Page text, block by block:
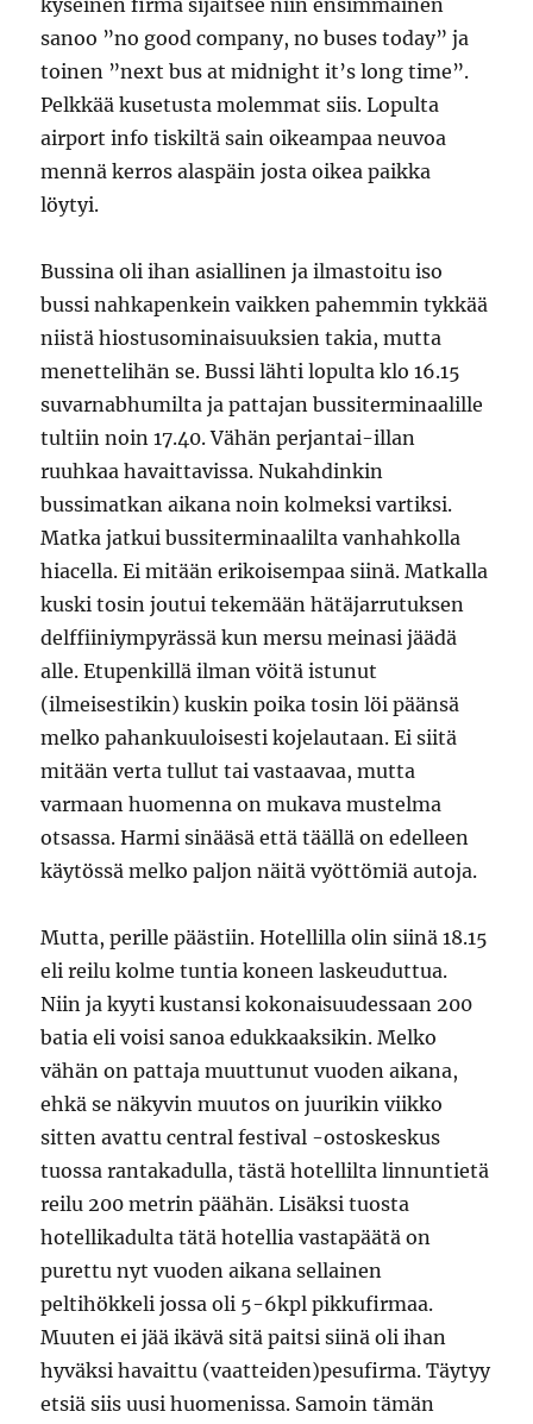
kyseinen firma sijaitsee niin ensimmäinen
sanoo ”no good company, no buses today” ja
toinen ”next bus at midnight it’s long time”.
Pelkkää kusetusta molemmat siis. Lopulta
airport info tiskiltä sain oikeampaa neuvoa
mennä kerros alaspäin josta oikea paikka
löytyi.
Bussina oli ihan asiallinen ja ilmastoitu iso
bussi nahkapenkein vaikken pahemmin tykkää
niistä hiostusominaisuuksien takia, mutta
menettelihän se. Bussi lähti lopulta klo 16.15
suvarnabhumilta ja pattajan bussiterminaalille
tultiin noin 17.40. Vähän perjantai-illan
ruuhkaa havaittavissa. Nukahdinkin
bussimatkan aikana noin kolmeksi vartiksi.
Matka jatkui bussiterminaalilta vanhahkolla
hiacella. Ei mitään erikoisempaa siinä. Matkalla
kuski tosin joutui tekemään hätäjarrutuksen
delffiiniympyrässä kun mersu meinasi jäädä
alle. Etupenkillä ilman vöitä istunut
(ilmeisestikin) kuskin poika tosin löi päänsä
melko pahankuuloisesti kojelautaan. Ei siitä
mitään verta tullut tai vastaavaa, mutta
varmaan huomenna on mukava mustelma
otsassa. Harmi sinääsä että täällä on edelleen
käytössä melko paljon näitä vyöttömiä autoja.
Mutta, perille päästiin. Hotellilla olin siinä 18.15
eli reilu kolme tuntia koneen laskeuduttua.
Niin ja kyyti kustansi kokonaisuudessaan 200
batia eli voisi sanoa edukkaaksikin. Melko
vähän on pattaja muuttunut vuoden aikana,
ehkä se näkyvin muutos on juurikin viikko
sitten avattu central festival -ostoskeskus
tuossa rantakadulla, tästä hotellilta linnuntietä
reilu 200 metrin päähän. Lisäksi tuosta
hotellikadulta tätä hotellia vastapäätä on
purettu nyt vuoden aikana sellainen
peltihökkeli jossa oli 5-6kpl pikkufirmaa.
Muuten ei jää ikävä sitä paitsi siinä oli ihan
hyväksi havaittu (vaatteiden)pesufirma. Täytyy
etsiä siis uusi huomenissa. Samoin tämän